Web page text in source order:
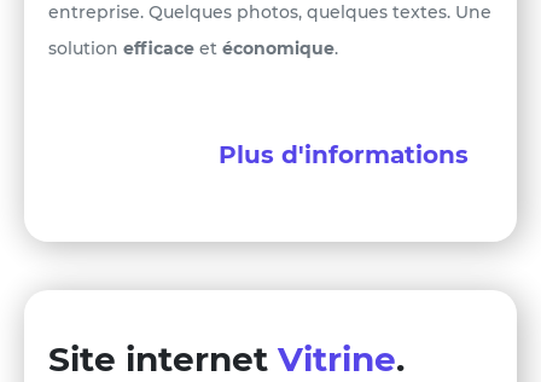
entreprise. Quelques photos, quelques textes. Une
solution efficace et économique.
Plus d'informations
Site internet Vitrine.